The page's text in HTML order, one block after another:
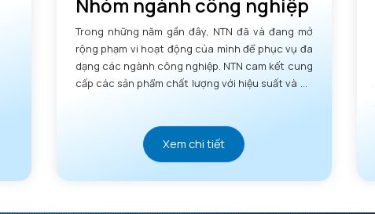
Nhóm ngành công nghiệp
Trong những năm gần đây, NTN đã và đang mở
rộng phạm vi hoạt động của mình để phục vụ đa
dạng các ngành công nghiệp. NTN cam kết cung
cấp các sản phẩm chất lượng với hiệu suất và độ
Xem chi tiết